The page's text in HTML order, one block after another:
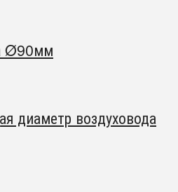
Ø90мм
диаметр воздуховода